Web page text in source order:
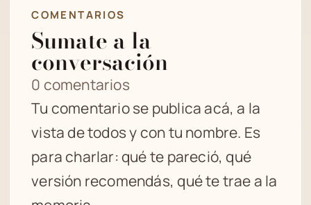
COMENTARIOS
Sumate a la
conversación
0 comentarios
Tu comentario se publica acá, a la
vista de todos y con tu nombre. Es
para charlar: qué te pareció, qué
versión recomendás, qué te trae a la